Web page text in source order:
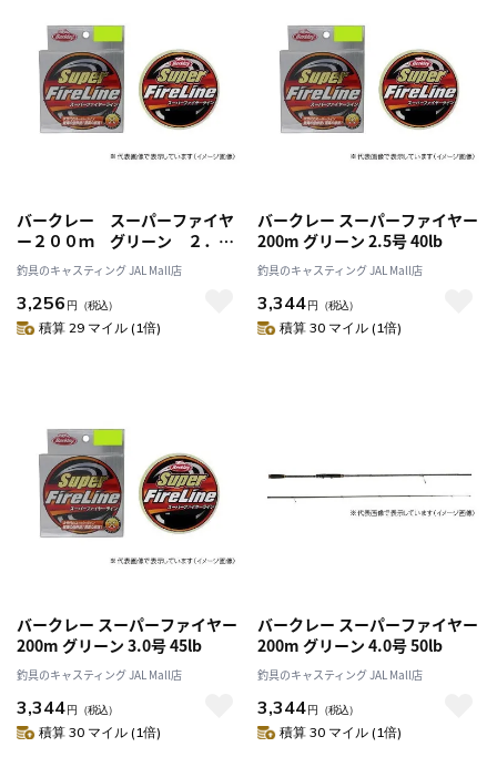
バークレー スーパーファイヤ
ー２００ｍ グリーン ２．０
号 ３０ｌｂ
釣具のキャスティング JAL Mall店
3,256 円 （税込）
積算 29 マイル (1倍)
バークレー スーパーファイヤー
200m グリーン 2.5号 40lb
釣具のキャスティング JAL Mall店
3,344円 （税込）
積算 30 マイル (1倍)
バークレー スーパーファイヤー
200m グリーン 3.0号 45lb
釣具のキャスティング JAL Mall店
3,344円 （税込）
積算 30 マイル (1倍)
バークレー スーパーファイヤー
200m グリーン 4.0号 50lb
釣具のキャスティング JAL Mall店
3,344円 （税込）
積算 30 マイル (1倍)